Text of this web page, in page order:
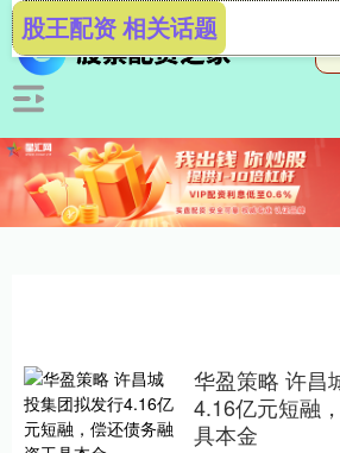
股王配资 相关话题
华盈策略 许昌
4.16亿元短融
具本金